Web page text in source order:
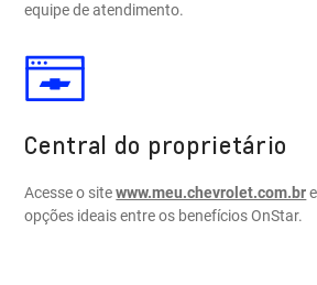
equipe de atendimento.
Central do proprietário
Acesse o sitewww.meu.chevrolet.com.br
opções ideais entre os benefícios OnStar.